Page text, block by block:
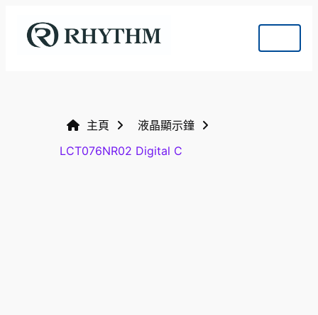
主頁
液晶顯示鐘
LCT076NR02 Digital C